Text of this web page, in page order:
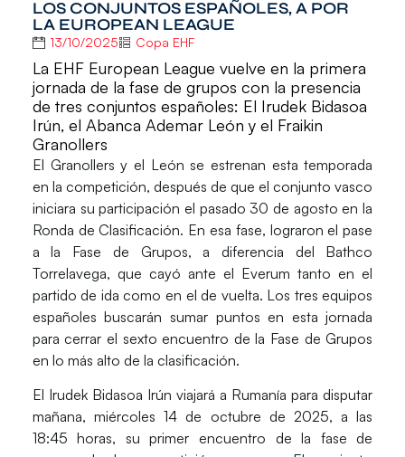
LOS CONJUNTOS ESPAÑOLES, A POR
LA EUROPEAN LEAGUE
13/10/2025 Copa EHF
La EHF European League vuelve en la primera
jornada de la fase de grupos con la presencia
de tres conjuntos españoles: El Irudek Bidasoa
Irún, el Abanca Ademar León y el Fraikin
Granollers
El Granollers y el León se estrenan esta temporada
en la competición, después de que el conjunto vasco
iniciara su participación el pasado 30 de agosto en la
Ronda de Clasificación. En esa fase, lograron el pase
a la Fase de Grupos, a diferencia del Bathco
Torrelavega, que cayó ante el Everum tanto en el
partido de ida como en el de vuelta. Los tres equipos
españoles buscarán sumar puntos en esta jornada
para cerrar el sexto encuentro de la Fase de Grupos
en lo más alto de la clasificación.
El Irudek Bidasoa Irún viajará a Rumanía para disputar
mañana, miércoles 14 de octubre de 2025, a las
18:45 horas, su primer encuentro de la fase de